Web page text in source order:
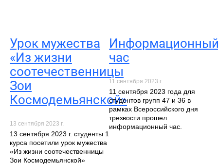
Урок мужества
«Из жизни
соотечественницы
Зои
Космодемьянской»
13 сентября 2023 г.
13 сентября 2023 г. студенты 1
курса посетили урок мужества
«Из жизни соотечественницы
Зои Космодемьянской»
час
11 сентября 2023 г.
11 сентября 2023 года для
студентов групп 47 и 36 в
рамках Всероссийского дня
трезвости прошел
информационный час.